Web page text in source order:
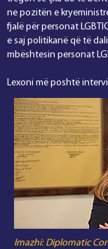
ne pozitën e
fjalë për personat
e saj politikanë që të
mbështesin personat
Lexoni më poshtë
Imazhi: Diplomatic